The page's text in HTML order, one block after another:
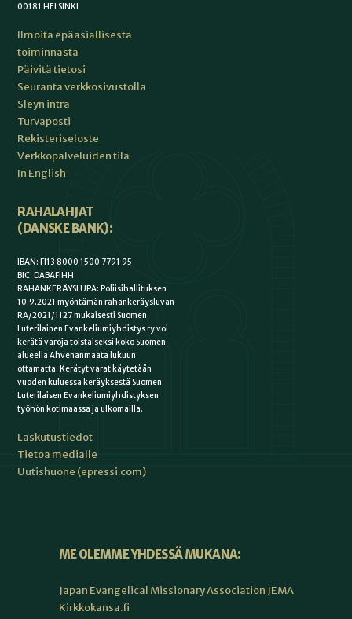
00181 HELSINKI
Ilmoita epäasiallisesta
toiminnasta
Päivitä tietosi
Seuranta verkkosivustolla
Sleyn intra
Turvaposti
Rekisteriseloste
Verkkopalveluiden tila
In English
RAHALAHJAT
(DANSKE BANK):
IBAN: FI13 8000 1500 7791 95
BIC: DABAFIHH
RAHANKERÄYSLUPA: Poliisihallituksen
10.9.2021 myöntämän rahankeräysluvan
RA/2021/1127 mukaisesti Suomen
Luterilainen Evankeliumiyhdistys ry voi
kerätä varoja toistaiseksi koko Suomen
alueella Ahvenanmaata lukuun
ottamatta. Kerätyt varat käytetään
vuoden kuluessa keräyksestä Suomen
Luterilaisen Evankeliumiyhdistyksen
työhön kotimaassa ja ulkomailla.
Laskutustiedot
Tietoa medialle
Uutishuone (epressi.com)
ME OLEMME YHDESSÄ MUKANA:
Japan Evangelical Missionary Association JEMA
Kirkkokansa.fi